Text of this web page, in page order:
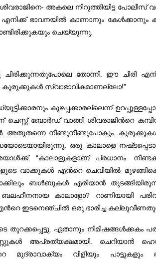
അകലെ നിറുത്തിയിട്ട പോലീസ്‌
ഭാവനയില്‍ കാണാനും കേള്‍ക്കാനും
ചെയ്യുന്നു.
തോന്നി. ഈ ചിരി
കുരുക്കുകള്‍ സ്വാഭാവികമാണല്ലോ!”
കുഴപ്പക്കാരല്ലെന്ന്‌
ബോര്‍ഡ്‌ വാങ്ങി ശിവരാജിന്‍റെ
അതുതന്നെ നീണ്ടുനീണ്ടുപോകും.
ഒരു കാലാളെ
“കാലാളുകളാണ്‌ പ്രധാനം.
വാക്കുകള്‍ എന്‍റെ ചെവിയില്‍
ബള്‍ബുകള്‍ എരിയാന്‍
കാലാളോ? റാണിയായി
ഇടനെഞ്ചില്‍ ഒരു ഭാരിച്ച
ഏതാനും നിമിഷങ്ങള്‍ക്കകം
അപ്രത്യക്ഷമായി. ചെറിയാന്‍
മുദ്രാവാക്യം വിളിയും